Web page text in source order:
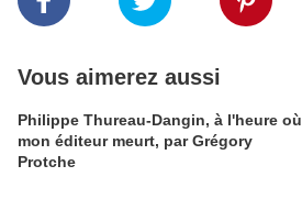
Vous aimerez aussi
Philippe Thureau-Dangin, à l'heure où
mon éditeur meurt, par Grégory
Protche